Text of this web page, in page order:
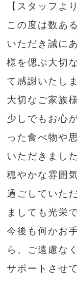
【スタッフより
この度は数あ
いただき誠に
様を偲ぶ大切
て感謝いたしま
大切なご家族
少しでもお心
った食べ物や
いただきまし
穏やかな雰囲
過ごしていた
ましても光栄
今後も何かお
ら、ご遠慮な
サポートさせ